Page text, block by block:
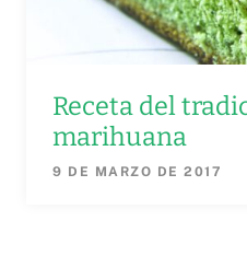
Receta del
marihuana
9 DE MARZO DE 2017